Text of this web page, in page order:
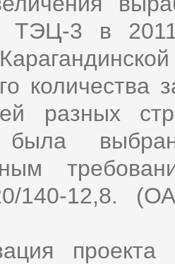
ТЭЦ-3 в
разных
была
140-12,8.
проекта